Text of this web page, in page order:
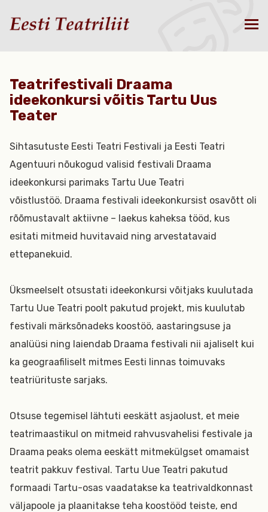
Teatrifestivali Draama
ideekonkursi võitis Tartu Uus
Teater
Sihtasutuste Eesti Teatri Festivali ja Eesti Teatri
Agentuuri nõukogud valisid festivali Draama
ideekonkursi parimaks Tartu Uue Teatri
võistlustöö. Draama festivali ideekonkursist osavõtt oli
rõõmustavalt aktiivne – laekus kaheksa tööd, kus
esitati mitmeid huvitavaid ning arvestatavaid
ettepanekuid.
Üksmeelselt otsustati ideekonkursi võitjaks kuulutada
Tartu Uue Teatri poolt pakutud projekt, mis kuulutab
festivali märksõnadeks koostöö, aastaringsuse ja
analüüsi ning laiendab Draama festivali nii ajaliselt kui
ka geograafiliselt mitmes Eesti linnas toimuvaks
teatriürituste sarjaks.
Otsuse tegemisel lähtuti eeskätt asjaolust, et meie
teatrimaastikul on mitmeid rahvusvahelisi festivale ja
Draama peaks olema eeskätt mitmekülgset omamaist
teatrit pakkuv festival. Tartu Uue Teatri pakutud
formaadi Tartu-osas vaadatakse ka teatrivaldkonnast
väljapoole ja plaanitakse teha koostööd teiste, end